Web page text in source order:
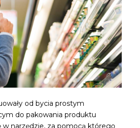
od bycia prostym
do pakowania produktu
w narzędzie, za pomocą którego